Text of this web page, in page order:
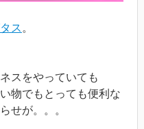
ス。
スをやっていても
物でもとっても便利な
せが。。。